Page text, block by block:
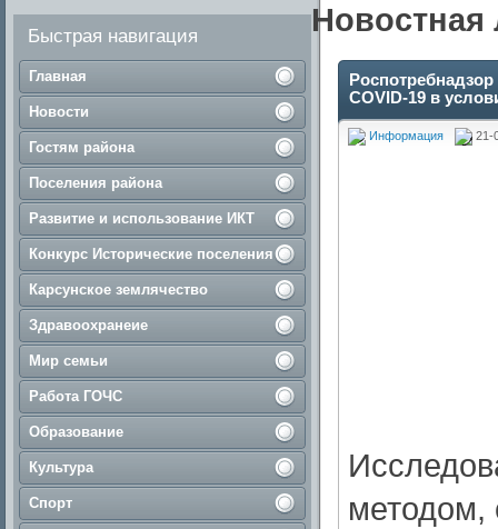
Быстрая навигация
Главная
Новости
Гостям района
Поселения района
Развитие и использование ИКТ
Конкурс Исторические поселения
Карсунское землячество
Здравоохранеие
Мир семьи
Работа ГОЧС
Образование
Культура
Спорт
Новостная
COVID-19 в
Информация 21-
методом,